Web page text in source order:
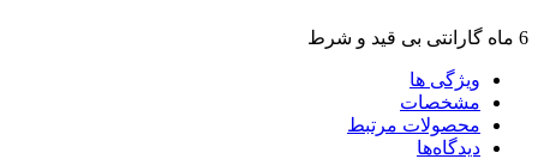
6 ماه گارانتی بی قید و شرط
ویژگی ها
مشخصات
محصولات مرتبط
دیدگاه‌ها